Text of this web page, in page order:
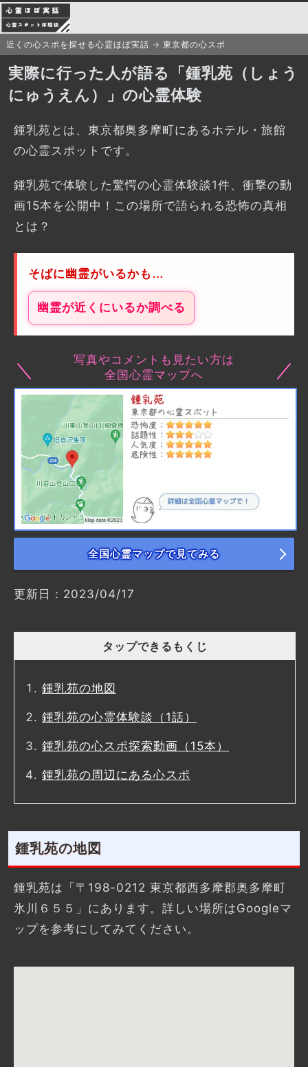
近くの心スポを探せる心霊ほぼ実話 東京都の心スポ
実際に行った人が語る「鍾乳苑（しょう
にゅうえん）」の心霊体験
鍾乳苑とは、東京都奥多摩町にあるホテル・旅館
の心霊スポットです。
鍾乳苑で体験した驚愕の心霊体験談1件、衝撃の動
画15本を公開中！この場所で語られる恐怖の真相
とは？
そばに幽霊がいるかも…
幽霊が近くにいるか調べる
写真やコメントも見たい方は
全国心霊マップへ
全国心霊マップで見てみる
更新日：2023/04/17
タップできるもくじ
鍾乳苑の地図
鍾乳苑の心霊体験談（1話）
鍾乳苑の心スポ探索動画（15本）
鍾乳苑の周辺にある心スポ
鍾乳苑の地図
鍾乳苑は「〒198-0212 東京都西多摩郡奥多摩町
氷川６５５」にあります。詳しい場所はGoogleマ
ップを参考にしてみてください。